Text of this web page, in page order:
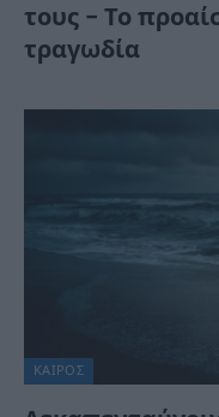
τους – Το
τραγωδία
ΚΑΙΡΌΣ